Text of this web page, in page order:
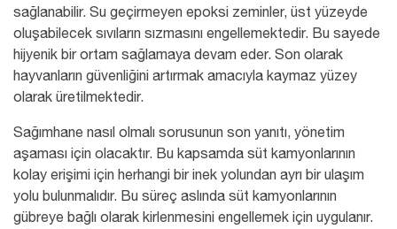
sağlanabilir. Su geçirmeyen epoksi zeminler, üst yüzeyde
oluşabilecek sıvıların sızmasını engellemektedir. Bu sayede
hijyenik bir ortam sağlamaya devam eder. Son olarak
hayvanların güvenliğini artırmak amacıyla kaymaz yüzey
olarak üretilmektedir.
Sağımhane nasıl olmalı sorusunun son yanıtı, yönetim
aşaması için olacaktır. Bu kapsamda süt kamyonlarının
kolay erişimi için herhangi bir inek yolundan ayrı bir ulaşım
yolu bulunmalıdır. Bu süreç aslında süt kamyonlarının
gübreye bağlı olarak kirlenmesini engellemek için uygulanır.